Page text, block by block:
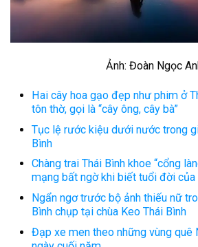
Ảnh: Đoàn Ngọc
Hai cây hoa gạo đẹp như phim ở
tôn thờ, gọi là “cây ông, cây bà”
Tục lệ rước kiệu dưới nước trong
Bình
Chàng trai Thái Bình khoe “cổng
mạng bất ngờ khi biết tuổi đời của
Ngẩn ngơ trước bộ ảnh thiếu nữ
Bình chụp tại chùa Keo Thái Bình
Đạp xe men theo những vùng quê